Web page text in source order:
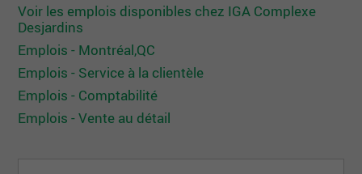
Voir les emplois disponibles chez IGA Complexe
Desjardins
Emplois - Montréal,QC
Emplois - Service à la clientèle
Emplois - Comptabilité
Emplois - Vente au détail